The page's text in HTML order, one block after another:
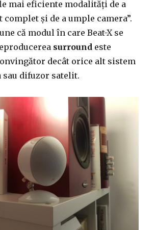
mai eficiente modalități de a
și de a umple camera”.
că modul în care Beat-X se
surround este
decât orice alt sistem
sau difuzor satelit.